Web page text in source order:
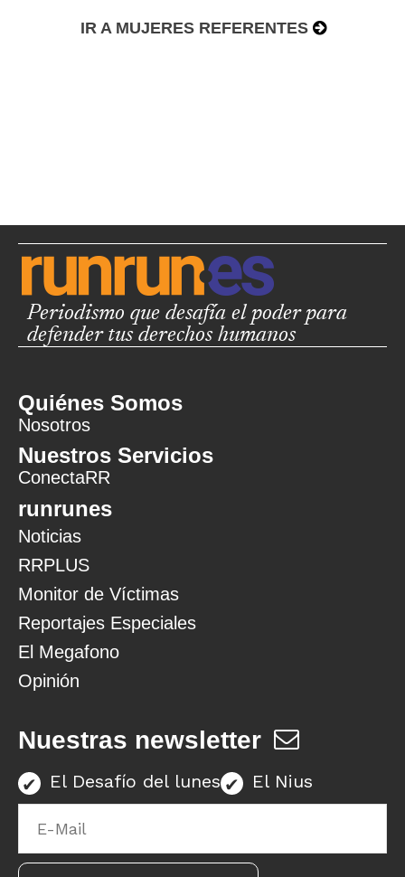
IR A MUJERES REFERENTES
Periodismo que desafía el poder para
defender tus derechos humanos
Quiénes Somos
Nosotros
Nuestros Servicios
ConectaRR
runrunes
Noticias
RRPLUS
Monitor de Víctimas
Reportajes Especiales
El Megafono
Opinión
Nuestras newsletter
El Desafío del lunes El Nius